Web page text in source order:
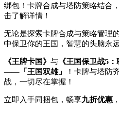
绑包！卡牌合成与塔防策略结合
击了解详情！
无论是探索卡牌合成与策略管理
中保卫你的王国，智慧的头脑永
《王牌卡国》 与 《王国保卫战5：
—— 「王国双雄」
！卡牌与塔防
战，一切尽在掌握！
立即入手同捆包，畅享九折优惠